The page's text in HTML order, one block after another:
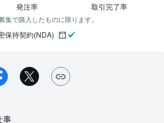
発注率 取引完了率
で購入したものに限ります。
保持契約(NDA)
事